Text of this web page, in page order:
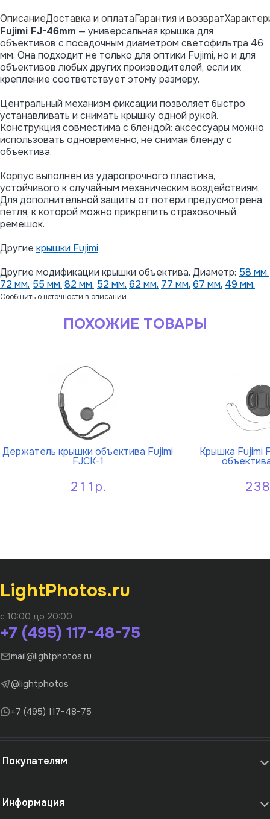
ОписаниеДоставка и оплатаГарантия и возврат
Fujimi FJ-46mm — универсальная крышка для
объективов с посадочным диаметром светофильтра 46
мм. Она подходит не только для оптики Fujimi, но и для
объективов любых других производителей, если их
крепление соответствует этому размеру.
Центральный механизм фиксации позволяет быстро
устанавливать и снимать крышку одной рукой.
Конструкция совместима с блендой: аксессуары можно
использовать одновременно, не снимая бленду с
объектива.
Корпус выполнен из ударопрочного пластика,
устойчивого к случайным механическим воздействиям.
Для дополнительной защиты от потери предусмотрена
петля, к которой можно прикрепить страховочный
ремешок.
Другие крышки Fujimi
Другие модификации крышки объектива. Диаметр: 58 мм.
72 мм. 55 мм. 82 мм. 52 мм. 62 мм. 77 мм. 67 мм. 49 мм.
Сообщить о неточности в описании
ПОХОЖИЕ ТОВАРЫ
Держатель крышки объектива Fujimi
FJCK-1
211р.
Крышка Fujimi
LightPhotos.ru
с 10:00 до 20:00
+7 (495) 117-48-75
mail@lightphotos.ru
@lightphotos
+7 (495) 117-48-75
Покупателям
Информация